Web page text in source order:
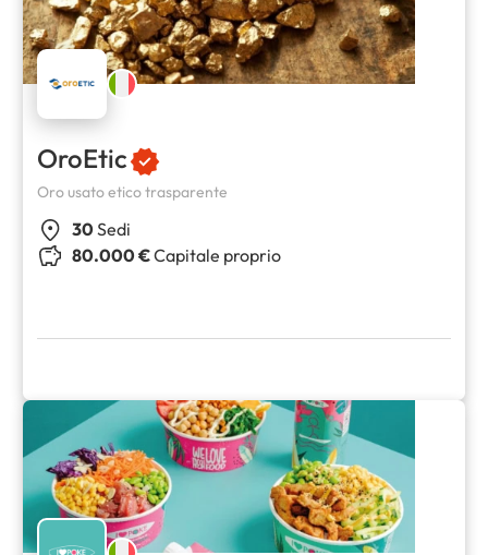
OroEtic
Oro usato etico trasparente
30 Sedi
80.000 €Capitale proprio